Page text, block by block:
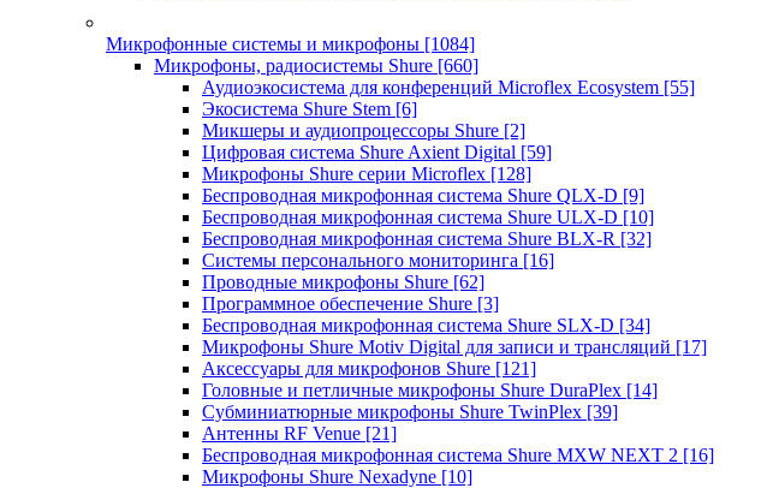
Микрофонные системы и микрофоны [1084]
Микрофоны, радиосистемы Shure [660]
Аудиоэкосистема для конференций Microflex Ecosystem [55]
Экосистема Shure Stem [6]
Микшеры и аудиопроцессоры Shure [2]
Цифровая система Shure Axient Digital [59]
Микрофоны Shure серии Microflex [128]
Беспроводная микрофонная система Shure QLX-D [9]
Беспроводная микрофонная система Shure ULX-D [10]
Беспроводная микрофонная система Shure BLX-R [32]
Системы персонального мониторинга [16]
Проводные микрофоны Shure [62]
Программное обеспечение Shure [3]
Беспроводная микрофонная система Shure SLX-D [34]
Микрофоны Shure Motiv Digital для записи и трансляций [17]
Аксессуары для микрофонов Shure [121]
Головные и петличные микрофоны Shure DuraPlex [14]
Субминиатюрные микрофоны Shure TwinPlex [39]
Антенны RF Venue [21]
Беспроводная микрофонная система Shure MXW NEXT 2 [16]
Микрофоны Shure Nexadyne [10]